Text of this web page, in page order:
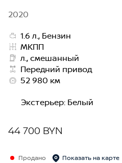
2020
1.6 л., Бензин
МКПП
л., смешанный
Передний привод
52 980 км
Экстерьер: Белый
44 700 BYN
Продано Показать на карте